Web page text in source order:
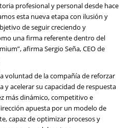
profesional y personal desde hace
esta nueva etapa con ilusión y
de seguir creciendo y
una firma referente dentro del
afirma Sergio Seña, CEO de
voluntad de la compañía de reforzar
y acelerar su capacidad de respuesta
más dinámico, competitivo e
apuesta por un modelo de
capaz de optimizar procesos y